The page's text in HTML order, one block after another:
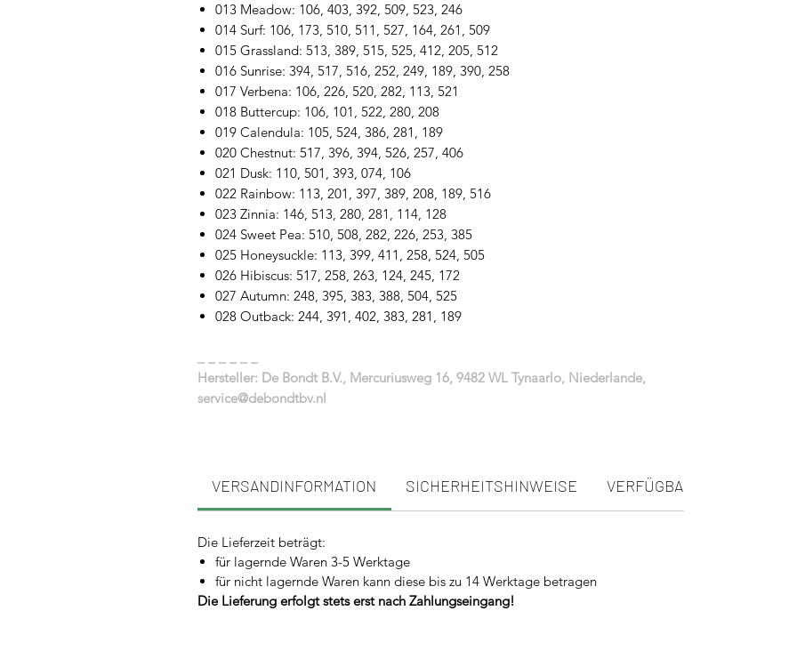
013 Meadow: 106, 403, 392, 509, 523, 246
014 Surf: 106, 173, 510, 511, 527, 164, 261, 509
015 Grassland: 513, 389, 515, 525, 412, 205, 512
016 Sunrise: 394, 517, 516, 252, 249, 189, 390, 258
017 Verbena: 106, 226, 520, 282, 113, 521
018 Buttercup: 106, 101, 522, 280, 208
019 Calendula: 105, 524, 386, 281, 189
020 Chestnut: 517, 396, 394, 526, 257, 406
021 Dusk: 110, 501, 393, 074, 106
022 Rainbow: 113, 201, 397, 389, 208, 189, 516
023 Zinnia: 146, 513, 280, 281, 114, 128
024 Sweet Pea: 510, 508, 282, 226, 253, 385
025 Honeysuckle: 113, 399, 411, 258, 524, 505
026 Hibiscus: 517, 258, 263, 124, 245, 172
027 Autumn: 248, 395, 383, 388, 504, 525
028 Outback: 244, 391, 402, 383, 281, 189
Hersteller: De Bondt B.V., Mercuriusweg 16, 9482 WL Tynaarlo, Niederlande,
service@debondtbv.nl
VERSANDINFORMATION SICHERHEITSHINWEISE VERFÜGBARKEIT
Die Lieferzeit beträgt:
für lagernde Waren 3-5 Werktage
für nicht lagernde Waren kann diese bis zu 14 Werktage betragen
Die Lieferung erfolgt stets erst nach Zahlungseingang!